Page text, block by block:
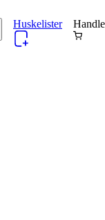
Huskelister